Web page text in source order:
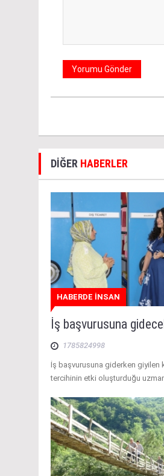
DİĞER HABERLER
HABERDE İNSAN
İş başvurusuna
1785824998
İş başvurusuna giderken giyilen
tercihinin etki oluşturduğu